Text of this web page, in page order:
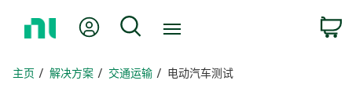
页
我的账户 搜索
主页 解决方案 交通运输 电动汽车测试